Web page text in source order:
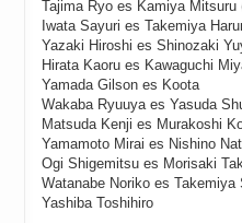
Tajima Ryo es Kamiya Mitsuru
Iwata Sayuri es Takemiya
Yazaki Hiroshi es Shinozaki
Hirata Kaoru es Kawaguchi
Yamada Gilson es Koota
Wakaba Ryuuya es Yasuda
Matsuda Kenji es Murakoshi
Yamamoto Mirai es Nishino
Ogi Shigemitsu es Morisaki
Watanabe Noriko es Takemiya
Yashiba Toshihiro